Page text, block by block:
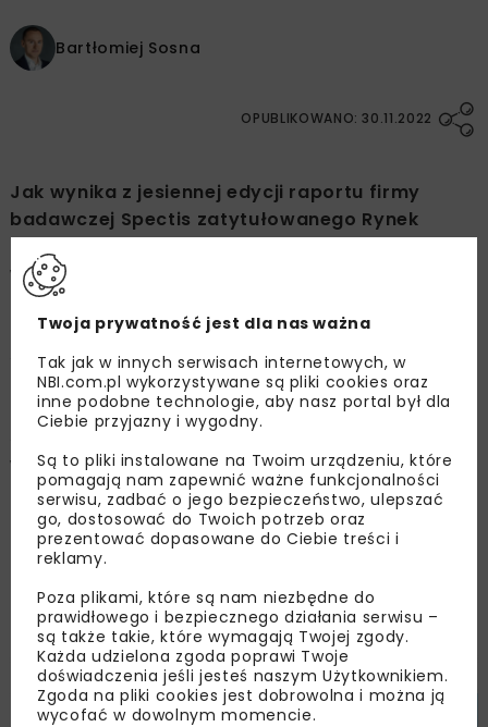
Bartłomiej Sosna
OPUBLIKOWANO: 30.11.2022
Jak wynika z jesiennej edycji raportu firmy
badawczej Spectis zatytułowanego Rynek
wynikom budownictwa odnotowanym w
pierwszym półroczu prognozy na cały 2022 r.
pozostają umiarkowanie optymistyczne,
szczególnie biorąc pod uwagę trudne
okoliczności rynkowe. Analitycy Spectis
oczekują, że realny wzrost wartości rynku
sięgnie 1% dla pełnej zbiorowości oraz 2% dla
większych firm budowlanych, tj.
zatrudniających powyżej dziewięciu
pracowników. Jeśli chodzi o 2023 r., prognozy
dla budownictwa optymizmem już nie
napawają.
Twoja prywatność jest dla nas ważna
Tak jak w innych serwisach internetowych, w
NBI.com.pl wykorzystywane są pliki cookies oraz
inne podobne technologie, aby nasz portal był dla
Ciebie przyjazny i wygodny.
Są to pliki instalowane na Twoim urządzeniu, które
pomagają nam zapewnić ważne funkcjonalności
serwisu, zadbać o jego bezpieczeństwo, ulepszać
go, dostosować do Twoich potrzeb oraz
prezentować dopasowane do Ciebie treści i
reklamy.
Poza plikami, które są nam niezbędne do
prawidłowego i bezpiecznego działania serwisu –
są także takie, które wymagają Twojej zgody.
Każda udzielona zgoda poprawi Twoje
doświadczenia jeśli jesteś naszym Użytkownikiem.
Zgoda na pliki cookies jest dobrowolna i można ją
wycofać w dowolnym momencie.